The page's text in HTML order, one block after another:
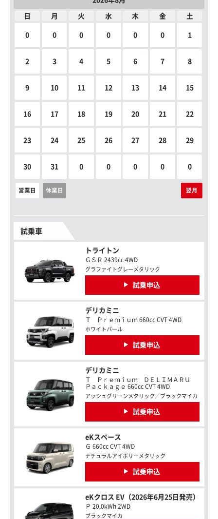
日 月 火 水 木 金 土
0 0 0 0 0 0 1
2 3 4 5 6 7 8
9 10 11 12 13 14 15
16 17 18 19 20 21 22
23 24 25 26 27 28 29
30 31 0 0 0 0 0
営業日 休業日 翌月
試乗車
トライトン
ＧＳＲ 2439cc 4WD
グラファイトグレーメタリック
試乗申込
デリカミニ
Ｔ Ｐｒｅｍｉｕｍ 660cc CVT 4WD
ホワイトパール
試乗申込
デリカミニ
Ｔ Ｐｒｅｍｉｕｍ ＤＥＬＩＭＡＲＵ
Ｐａｃｋａｇｅ 660cc CVT 4WD
アッシュグリーンメタリック／ブラックマイカ
試乗申込
eKスペース
Ｇ 660cc CVT 4WD
ナチュラルアイボリーメタリック
試乗申込
eKクロス EV（2026年6月25日発売）
Ｐ 20.0kWh 2WD
ブラックマイカ